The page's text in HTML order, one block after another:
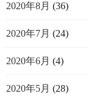
2020年8月 (36)
2020年7月 (24)
2020年6月 (4)
2020年5月 (28)